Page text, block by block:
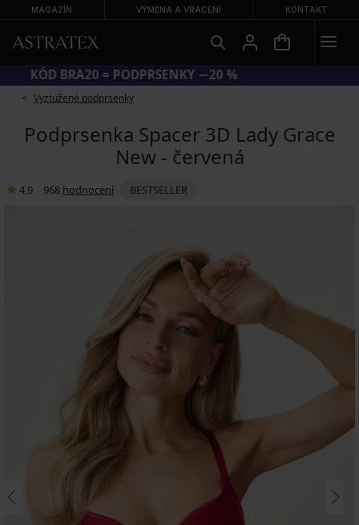
MAGAZÍN VÝMĚNA A VRÁCENÍ KONTAKT
KÓD BRA20 = PODPRSENKY −20 %
Vyztužené podprsenky
Podprsenka Spacer 3D Lady Grace
New - červená
4,9 968 hodnocení BESTSELLER